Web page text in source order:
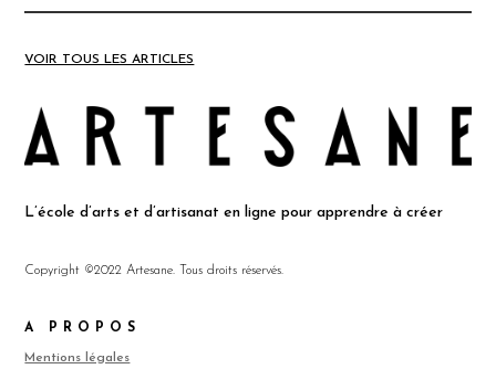
VOIR TOUS LES ARTICLES
L’école d’arts et d’artisanat en ligne pour apprendre à créer
Copyright ©2022 Artesane. Tous droits réservés.
A PROPOS
Mentions légales